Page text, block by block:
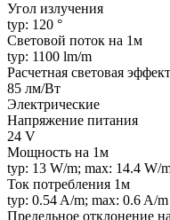
Угол излучения
typ: 120 °
Световой поток на 1м
typ: 1100 lm/m
Расчетная световая
85 лм/Вт
Электрические
Напряжение питания
24 V
Мощность на 1м
typ: 13 W/m; max: 14.4 W/
Ток потребления 1м
typ: 0.54 A/m; max: 0.6 A/m
Предельное отклонение